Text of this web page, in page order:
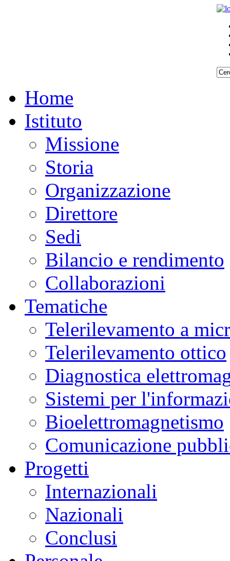
Home
Istituto
Missione
Storia
Organizzazione
Direttore
Sedi
Bilancio e rendimento
Collaborazioni
Tematiche
Telerilevamento a
Telerilevamento ottico
Diagnostica
Sistemi per
Bioelettromagnetismo
Comunicazione
Progetti
Internazionali
Nazionali
Conclusi